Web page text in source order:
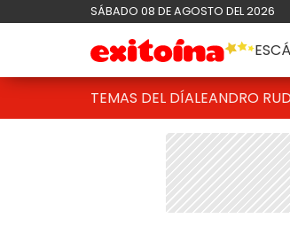
SÁBADO 08 DE AGOSTO DEL 2026
TEMAS DEL DÍALEANDRO